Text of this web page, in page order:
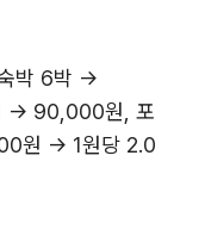
박 6박 →
→ 90,000원, 포
원 → 1원당 2.0